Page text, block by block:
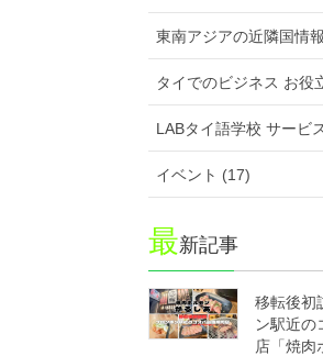
東南アジアの近隣国情
タイでのビジネス お役
LABタイ語学校 サービ
イベント (17)
最新記事
移転後初
ン駅近の
店「焼肉